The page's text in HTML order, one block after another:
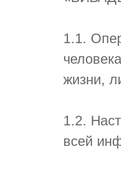
1.1.
жизни,
1.2.
всей